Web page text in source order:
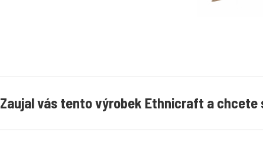
Zaujal vás tento výrobek Ethnicraft a